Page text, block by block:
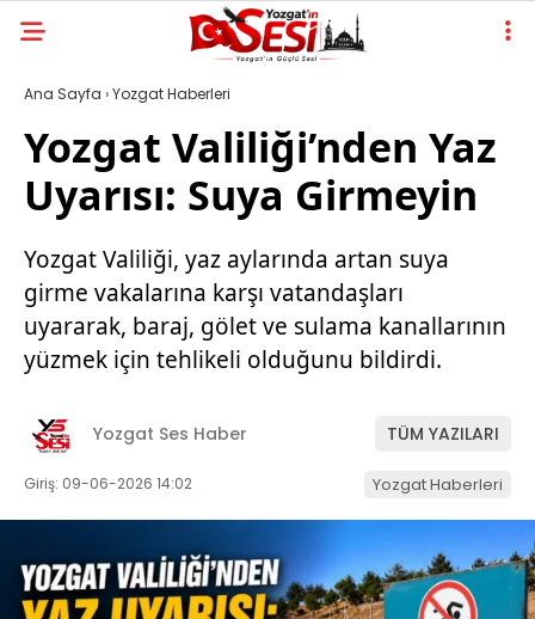
Ana Sayfa ›Yozgat Haberleri
Yozgat Valiliği’nden Yaz
Uyarısı: Suya Girmeyin
Yozgat Valiliği, yaz aylarında artan suya
girme vakalarına karşı vatandaşları
uyararak, baraj, gölet ve sulama kanallarının
yüzmek için tehlikeli olduğunu bildirdi.
Yozgat Ses Haber TÜM YAZILARI
Giriş: 09-06-2026 14:02 Yozgat Haberleri